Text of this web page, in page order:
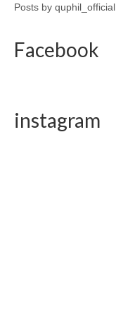
Posts by quphil_official
Facebook
instagram